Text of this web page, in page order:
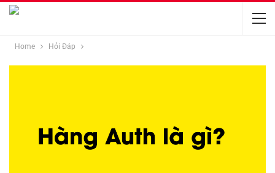
Home Hỏi Đáp